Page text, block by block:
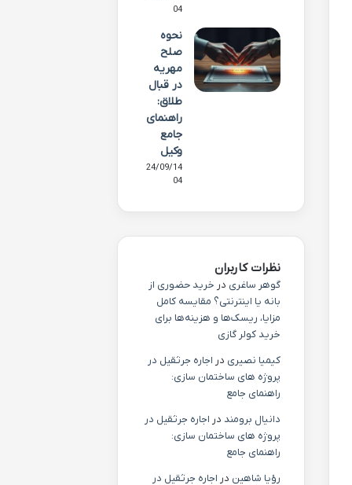
04
نحوه
صلح
مهریه
در قبال
طلاق:
راهنمای
جامع
وکیل
24/09/14
04
نظرات کاربران
گوهر ساغری در خرید حضوری از
بانه یا اینترنتی؟ مقایسه کامل
مزایا، ریسک‌ها و هزینه‌ها برای
خرید کولر گازی
کیمیا نصیری در اجاره جرثقیل در
پروژه های ساختمان سازی:
راهنمای جامع
دانیال برومند در اجاره جرثقیل در
پروژه های ساختمان سازی:
راهنمای جامع
رؤیا شاهین در اجاره جرثقیل در